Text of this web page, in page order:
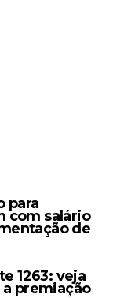
para
com salário
de
1263: veja
premiação